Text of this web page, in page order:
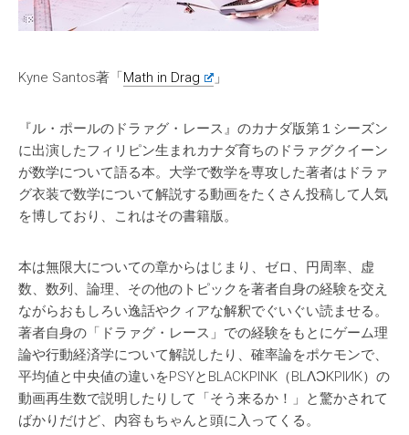
Kyne Santos著「Math in Drag 」
『ル・ポールのドラァグ・レース』のカナダ版第１シーズン
に出演したフィリピン生まれカナダ育ちのドラァグクイーン
が数学について語る本。大学で数学を専攻した著者はドラァ
グ衣装で数学について解説する動画をたくさん投稿して人気
を博しており、これはその書籍版。
本は無限大についての章からはじまり、ゼロ、円周率、虚
数、数列、論理、その他のトピックを著者自身の経験を交え
ながらおもしろい逸話やクィアな解釈でぐいぐい読ませる。
著者自身の「ドラァグ・レース」での経験をもとにゲーム理
論や行動経済学について解説したり、確率論をポケモンで、
平均値と中央値の違いをPSYとBLACKPINK（BLɅϽKPIИK）の
動画再生数で説明したりして「そう来るか！」と驚かされて
ばかりだけど、内容もちゃんと頭に入ってくる。